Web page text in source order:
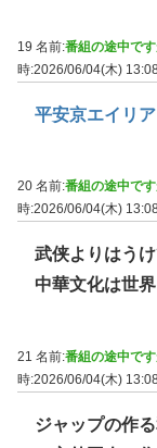
19 名前:番組の途中で
時:2026/06/04(木)
平安京エイリ
20 名前:番組の途中で
時:2026/06/04(木)
武侠よりはう
中華文化は世
21 名前:番組の途中で
時:2026/06/04(木)
ジャップの作